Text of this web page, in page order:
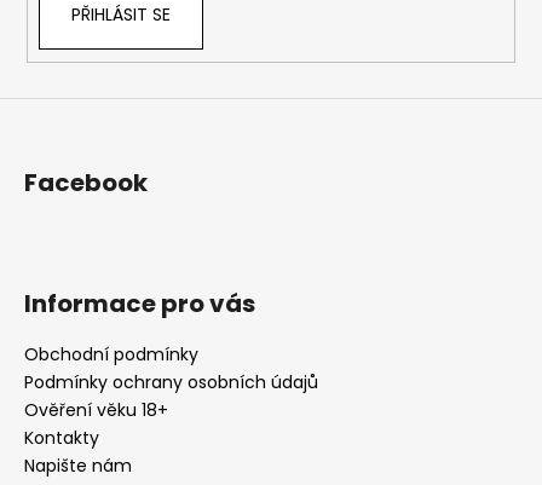
PŘIHLÁSIT SE
Facebook
Informace pro vás
Obchodní podmínky
Podmínky ochrany osobních údajů
Ověření věku 18+
Kontakty
Napište nám